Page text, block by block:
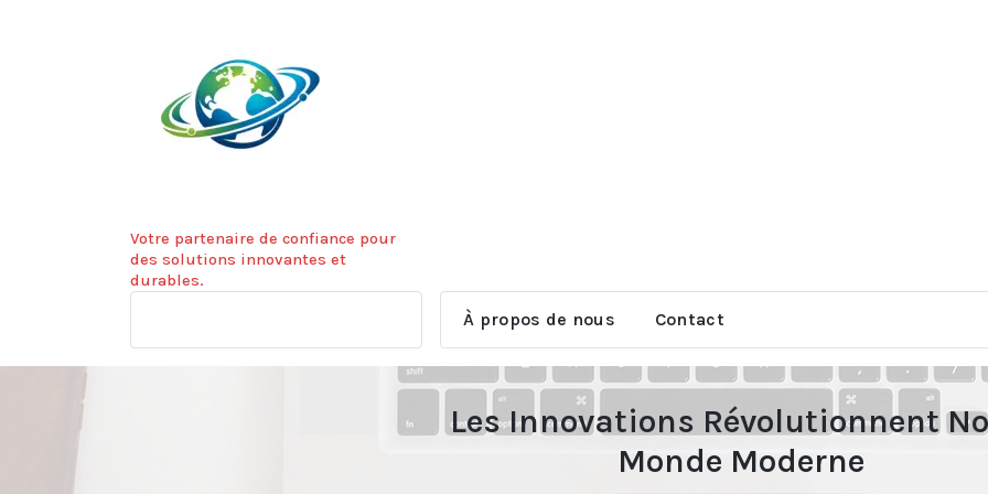
Votre partenaire de confiance pour
des solutions innovantes et
durables.
À propos de nous Contact
Les Innovations Révolutionnent
Monde Moderne